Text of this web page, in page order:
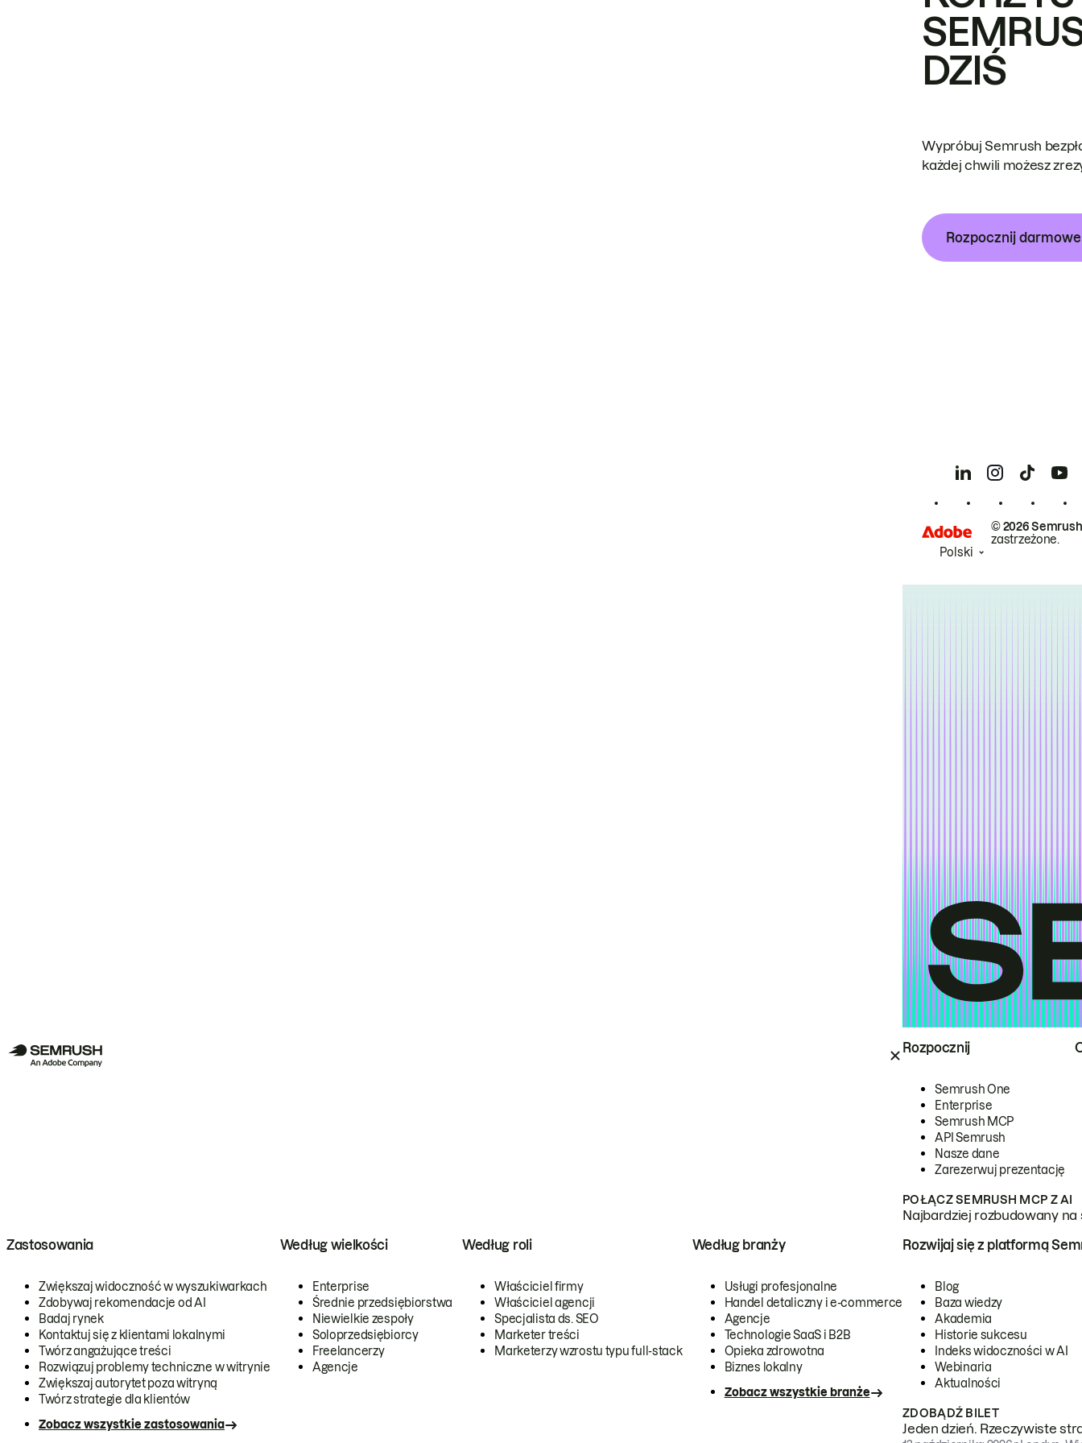
Rozpocznij
Semrush One
Enterprise
Semrush MCP
API Semrush
Nasze dane
Zarezerwuj prezentację
POŁĄCZ SEMRUSH MCP Z AI
Najbardziej rozbudowany
Zastosowania
Zwiększaj widoczność w wyszukiwarkach
Zdobywaj rekomendacje od AI
Badaj rynek
Kontaktuj się z klientami lokalnymi
Twórz angażujące treści
Rozwiązuj problemy techniczne w witrynie
Zwiększaj autorytet poza witryną
Twórz strategie dla klientów
Zobacz wszystkie zastosowania
Według wielkości
Enterprise
Średnie przedsiębiorstwa
Niewielkie zespoły
Soloprzedsiębiorcy
Freelancerzy
Agencje
Według roli
Właściciel firmy
Właściciel agencji
Specjalista ds. SEO
Marketer treści
Marketerzy wzrostu typu full-stack
Według branży
Usługi profesjonalne
Handel detaliczny i e-commerce
Agencje
Technologie SaaS i B2B
Opieka zdrowotna
Biznes lokalny
Zobacz wszystkie branże
Rozwijaj się z platformą
Blog
Baza wiedzy
Akademia
Historie sukcesu
Indeks widoczności w AI
Webinaria
Aktualności
ZDOBĄDŹ BILET
Jeden dzień. Rzeczywiste
DZIŚ
Wypróbuj Semrush
każdej chwili możesz
Rozpocznij
© 2026
zastrzeżone.
Polski